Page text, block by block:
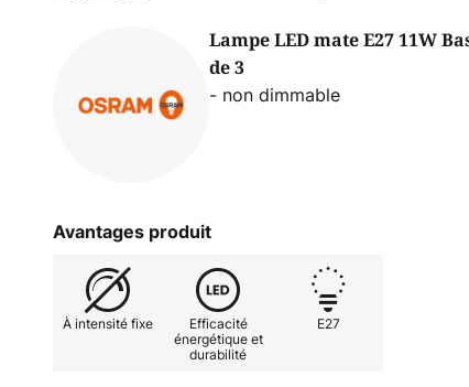
Lampe LED mate E27 11W
de 3
- non dimmable
Avantages produit
À intensité fixe
Efficacité
énergétique et
durabilité
E27